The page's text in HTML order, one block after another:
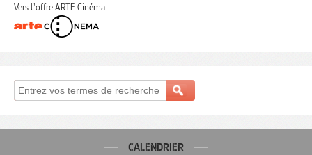
Vers l'offre ARTE Cinéma
CALENDRIER